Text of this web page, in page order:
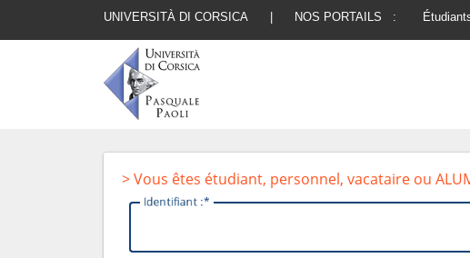
UNIVERSITÀ DI CORSICA NOS PORTAILS :
> Vous êtes étudiant, personnel, vacataire ou
Identifiant :